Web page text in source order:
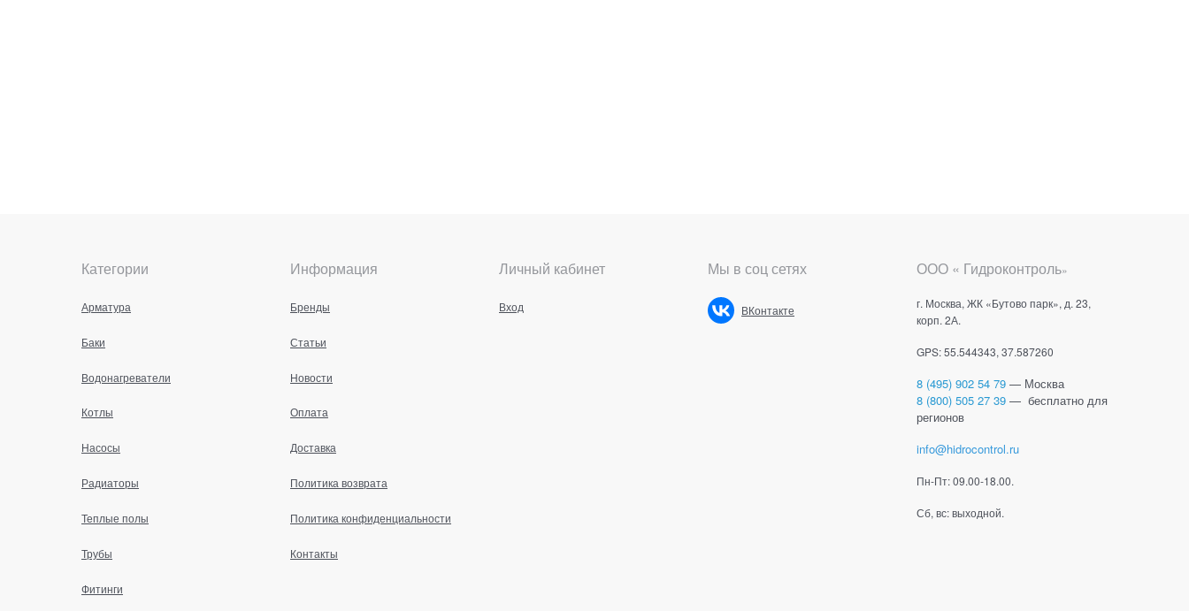
Категории
Арматура
Баки
Водонагреватели
Котлы
Насосы
Радиаторы
Теплые полы
Трубы
Фитинги
Информация
Бренды
Статьи
Новости
Оплата
Доставка
Политика возврата
Политика конфиденциальности
Контакты
Личный кабинет
Вход
Мы в соц сетях
ВКонтакте
ООО « Гидроконтроль»
г. Москва, ЖК «Бутово парк», д. 23,
корп. 2А.
GPS: 55.544343, 37.587260
8 (495) 902 54 79 — Москва
8 (800) 505 27 39 — бесплатно для
регионов
info@hidrocontrol.ru
Пн-Пт: 09.00-18.00.
Сб, вс: выходной.